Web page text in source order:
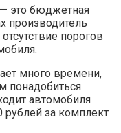
это бюджетная
производитель
порогов
много времени,
понадобиться
автомобиля
рублей за комплект